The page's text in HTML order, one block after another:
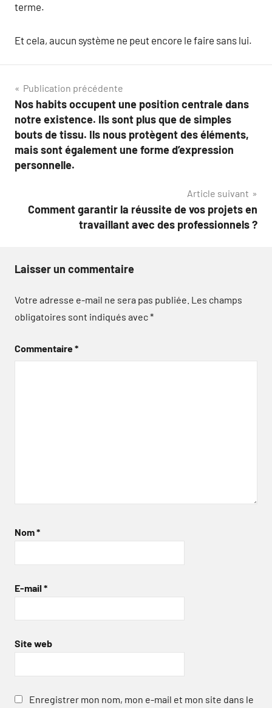
terme.
Et cela, aucun système ne peut encore le faire sans lui.
Navigation
de
l’article
Publication précédente
Nos habits occupent une position centrale dans
notre existence. Ils sont plus que de simples
bouts de tissu. Ils nous protègent des éléments,
mais sont également une forme d’expression
personnelle.
Article suivant
Comment garantir la réussite de vos projets en
travaillant avec des professionnels ?
Laisser un commentaire
Votre adresse e-mail ne sera pas publiée. Les champs
obligatoires sont indiqués avec*
Commentaire*
Nom*
E-mail *
Site web
Enregistrer mon nom, mon e-mail et mon site dans le